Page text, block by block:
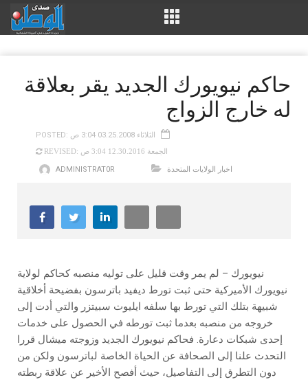
حاكم نيويورك الجديد يقر بعلاقة
له خارج الزواج
POSTED: الثلاثاء 03.25.2008 3:04 ص
REVISED: الجمعة 12.30.2016 3:04 ص
ADMINISTRAT0R اخبار الولايات المتحدة
نيويورك – لم يمر وقت قليل على توليه منصبه كحاكم لولاية
نيويورك الأميركية حتى ثبت تورط ديفيد باترسون بفضيحة أخلاقية
شبيهة بتلك التي تورط بها سلفه ايليوت سبيتزر والتي أدت إلى
خروجه من منصبه بعدما ثبت تورطه في الحصول على خدمات
إحدى شبكات دعارة. فحاكم نيويورك الجديد وزوجته ميشال قررا
التحدث علنا إلى الصحافة عن الحياة الخاصة لباترسون ولكن من
دون التطرق إلى التفاصيل، حيث أفصح الأخير عن علاقة ربطته